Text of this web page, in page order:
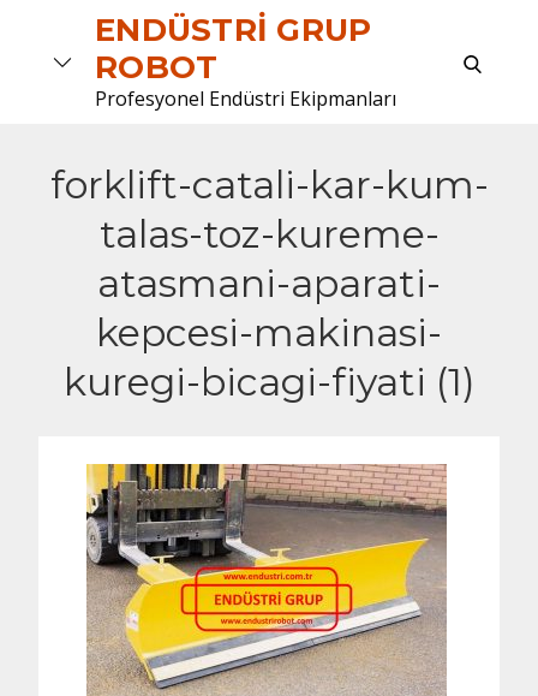
ENDÜSTRI GRUP
ROBOT
Profesyonel Endüstri Ekipmanları
search
forklift-catali-kar-kum-
talas-toz-kureme-
atasmani-aparati-
kepcesi-makinasi-
kuregi-bicagi-fiyati (1)